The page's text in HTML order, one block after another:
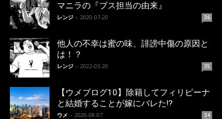
マニラの『ブス担当の由来』
レンジ - 2020-07-20 36
他人の不幸は蜜の味、誹謗中傷の原因と
は！？
レンジ - 2022-03-20 35
【ウメブログ10】除籍してフィリピーナ
と結婚することが嫁にバレた!?
ウメ - 2020-08-07 34